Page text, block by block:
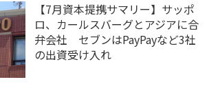
【7月資本提携サマリー】サッポ
ロ、カールスバーグとアジアに合
弁会社 セブンはPayPayなど3社
の出資受け入れ